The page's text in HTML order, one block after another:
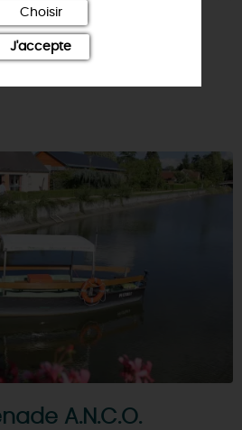
en Loire
DE-BRAYE
A.N.C.O.
Choisir
J'accepte